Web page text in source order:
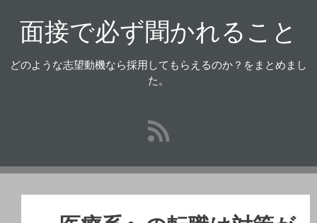
面接で必ず聞かれること
どのような志望動機なら採用してもらえるのか？をまとめまし
た。